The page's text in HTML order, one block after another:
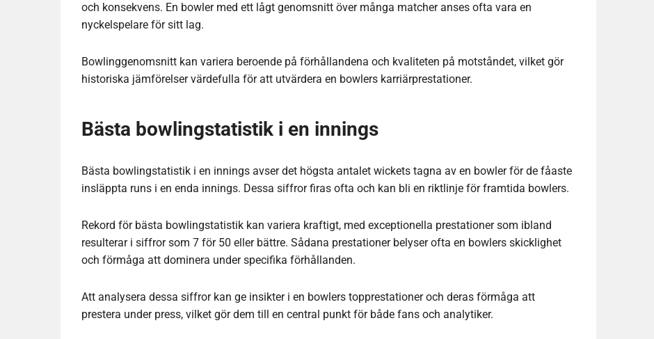
och konsekvens. En bowler med ett lågt genomsnitt över många matcher anses ofta vara en
nyckelspelare för sitt lag.
Bowlinggenomsnitt kan variera beroende på förhållandena och kvaliteten på motståndet, vilket gör
historiska jämförelser värdefulla för att utvärdera en bowlers karriärprestationer.
Bästa bowlingstatistik i en innings
Bästa bowlingstatistik i en innings avser det högsta antalet wickets tagna av en bowler för de fåaste
insläppta runs i en enda innings. Dessa siffror firas ofta och kan bli en riktlinje för framtida bowlers.
Rekord för bästa bowlingstatistik kan variera kraftigt, med exceptionella prestationer som ibland
resulterar i siffror som 7 för 50 eller bättre. Sådana prestationer belyser ofta en bowlers skicklighet
och förmåga att dominera under specifika förhållanden.
Att analysera dessa siffror kan ge insikter i en bowlers topprestationer och deras förmåga att
prestera under press, vilket gör dem till en central punkt för både fans och analytiker.